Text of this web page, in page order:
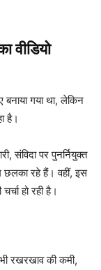
वीडियो
गया था, लेकिन
है।
संविदा पर पुनर्नियुक्त
छलका रहे हैं। वहीं, इस
हो रही है।
रखरखाव की कमी,